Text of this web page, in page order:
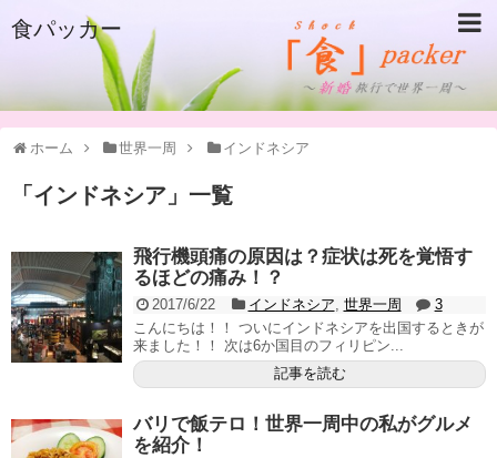
食パッカー
ホーム 世界一周 インドネシア
「 インドネシア 」 一覧
飛行機頭痛の原因は？症状は死を覚悟す
るほどの痛み！？
2017/6/22 インドネシア, 世界一周
3
こんにちは！！ ついにインドネシアを出国するときが
来ました！！ 次は6か国目のフィリピン...
記事を読む
バリで飯テロ！世界一周中の私がグルメ
を紹介！